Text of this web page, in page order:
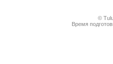
©
Время